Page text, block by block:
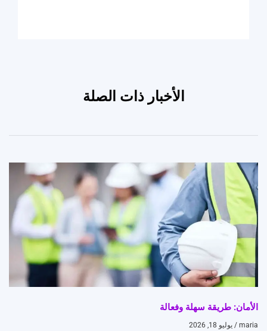
الأخبار ذات الصلة
الأمان: طريقة سهلة وفعالة
maria
يوليو 18, 2026